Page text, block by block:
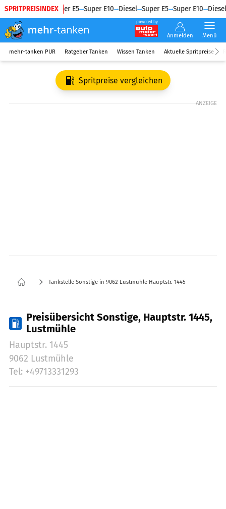
SPRITPREISINDEX
Diesel Super E5 Super E10 Diesel Super E5 Super E10 Diesel
powered by
Anmelden Menü
mehr-tanken PUR Ratgeber Tanken Wissen Tanken Aktuelle Spritpreise
Spritpreise vergleichen
ANZEIGE
Tankstelle Sonstige in 9062 Lustmühle Hauptstr. 1445
Preisübersicht Sonstige, Hauptstr. 1445,
Lustmühle
Hauptstr. 1445
9062 Lustmühle
Tel: +49713331293